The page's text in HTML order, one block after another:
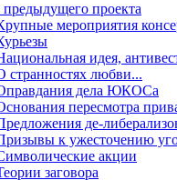
проекта
мероприятия
идея,
странностях любви...
дела ЮКОСа
пересмотра
де-
к ужесточению
акции
заговора